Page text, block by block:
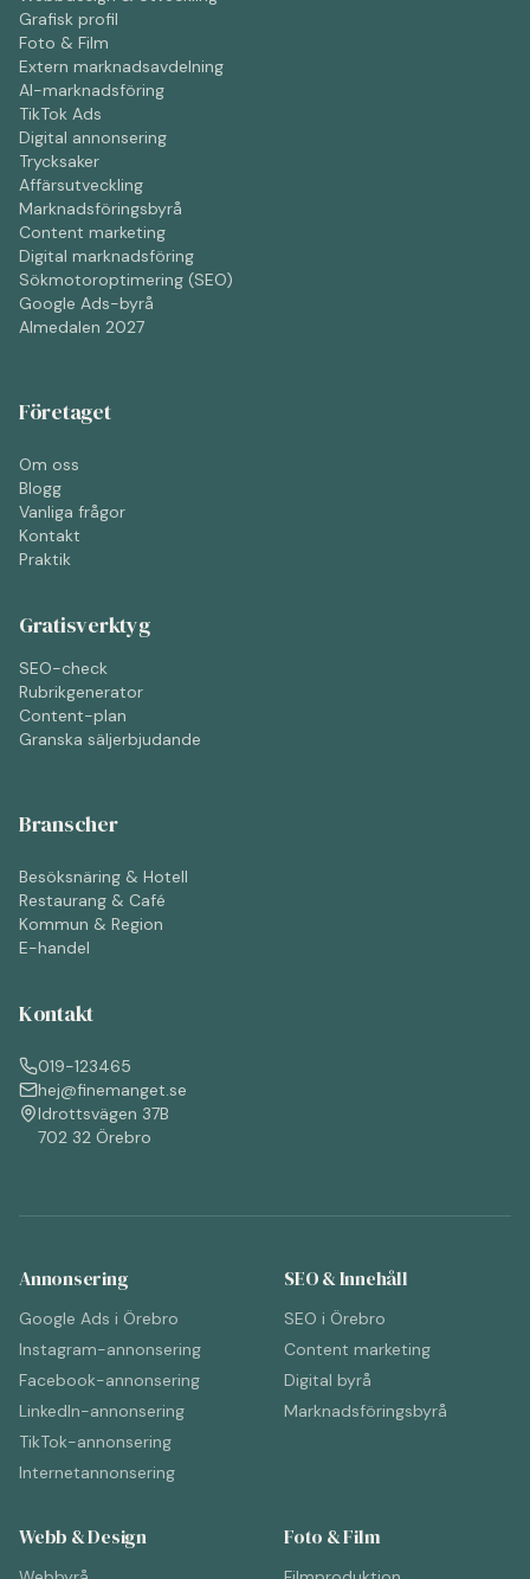
Grafisk profil
Foto & Film
Extern marknadsavdelning
AI-marknadsföring
TikTok Ads
Digital annonsering
Trycksaker
Affärsutveckling
Marknadsföringsbyrå
Content marketing
Digital marknadsföring
Sökmotoroptimering (SEO)
Google Ads-byrå
Almedalen 2027
Företaget
Om oss
Blogg
Vanliga frågor
Kontakt
Praktik
Gratisverktyg
SEO-check
Rubrikgenerator
Content-plan
Granska säljerbjudande
Branscher
Besöksnäring & Hotell
Restaurang & Café
Kommun & Region
E-handel
Kontakt
019-123465
hej@finemanget.se
Idrottsvägen 37B
702 32 Örebro
Annonsering
Google Ads i Örebro
Instagram-annonsering
Facebook-annonsering
LinkedIn-annonsering
TikTok-annonsering
Internetannonsering
SEO & Innehåll
SEO i Örebro
Content marketing
Digital byrå
Marknadsföringsbyrå
Webb & Design Foto & Film